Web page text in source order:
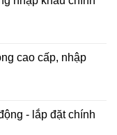
cao cấp, nhập
- lắp đặt chính